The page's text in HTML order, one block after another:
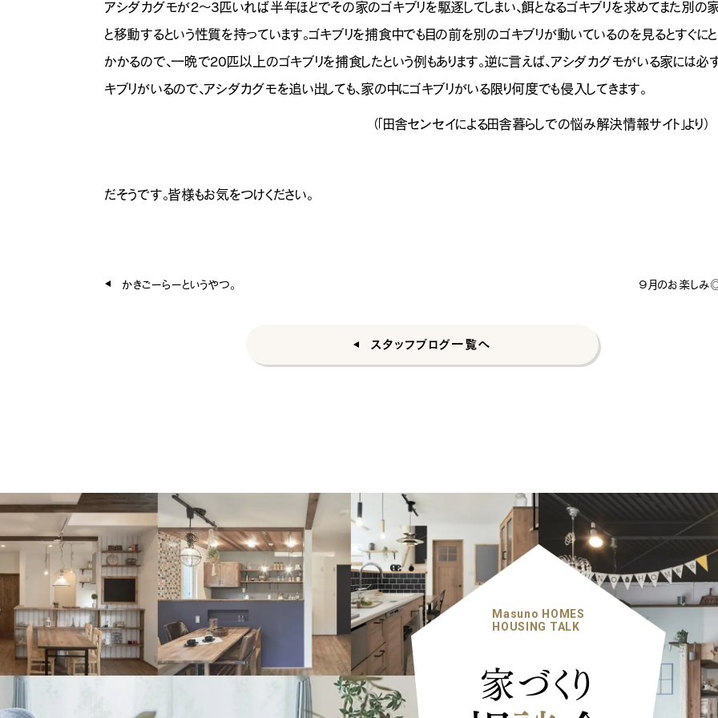
アシダカグモが2～3匹いれば半年ほどでその家のゴキブリを駆逐してしまい、餌となるゴキブリを求めてまた別の
と移動するという性質を持っています。ゴキブリを捕食中でも目の前を別のゴキブリが動いているのを見るとすぐに
かかるので、一晩で20匹以上のゴキブリを捕食したという例もあります。逆に言えば、アシダカグモがいる家には必
キブリがいるので、アシダカグモを追い出しても、家の中にゴキブリがいる限り何度でも侵入してきます。
（「田舎センセイによる田舎暮らしでの悩み解決情報サイト」より）
だそうです。皆様もお気をつけください。
かきごーらーというやつ。 ９月のお楽しみ
スタッフブログ一覧へ
Masuno HOMES
HOUSING TALK
家づくり